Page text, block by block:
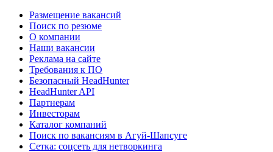
Размещение вакансий
Поиск по резюме
О компании
Наши вакансии
Реклама на сайте
Требования к ПО
Безопасный HeadHunter
HeadHunter API
Партнерам
Инвесторам
Каталог компаний
Поиск по вакансиям в Агуй-Шапсуге
Сетка: соцсеть для нетворкинга